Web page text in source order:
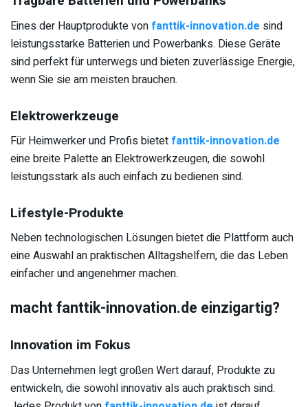
Eines der Hauptprodukte von fanttik-innovation.de sind
leistungsstarke Batterien und Powerbanks. Diese Geräte
sind perfekt für unterwegs und bieten zuverlässige Energie,
wenn Sie sie am meisten brauchen.
Elektrowerkzeuge
Für Heimwerker und Profis bietet fanttik-innovation.de
eine breite Palette an Elektrowerkzeugen, die sowohl
leistungsstark als auch einfach zu bedienen sind.
Lifestyle-Produkte
Neben technologischen Lösungen bietet die Plattform auch
eine Auswahl an praktischen Alltagshelfern, die das Leben
einfacher und angenehmer machen.
macht fanttik-innovation.de einzigartig?
Innovation im Fokus
Das Unternehmen legt großen Wert darauf, Produkte zu
entwickeln, die sowohl innovativ als auch praktisch sind.